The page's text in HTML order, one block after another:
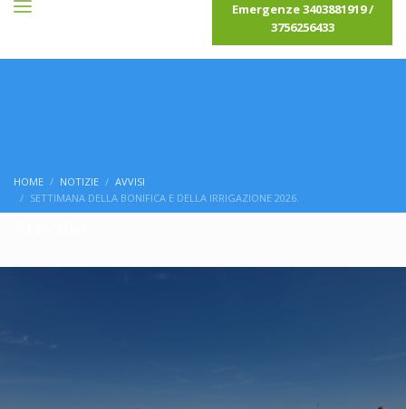
Emergenze 3403881919 /
3756256433
HOME NOTIZIE
AVVISI
SETTIMANA DELLA BONIFICA E DELLA IRRIGAZIONE 2026.